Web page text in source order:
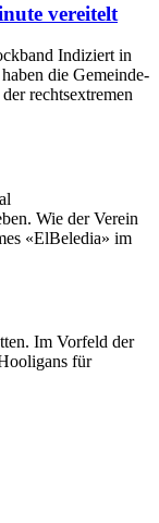
vereitelt
Indiziert in
die Gemeinde-
rechtsextremen
Wie der Verein
«ElBeledia» im
Im Vorfeld der
für